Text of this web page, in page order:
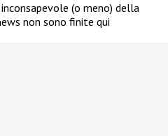
(o meno) della
non sono finite qui